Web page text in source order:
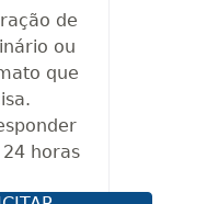
de
ou
que
horas